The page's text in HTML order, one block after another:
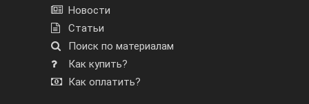
Новости
Статьи
Поиск по материалам
Как купить?
Как оплатить?